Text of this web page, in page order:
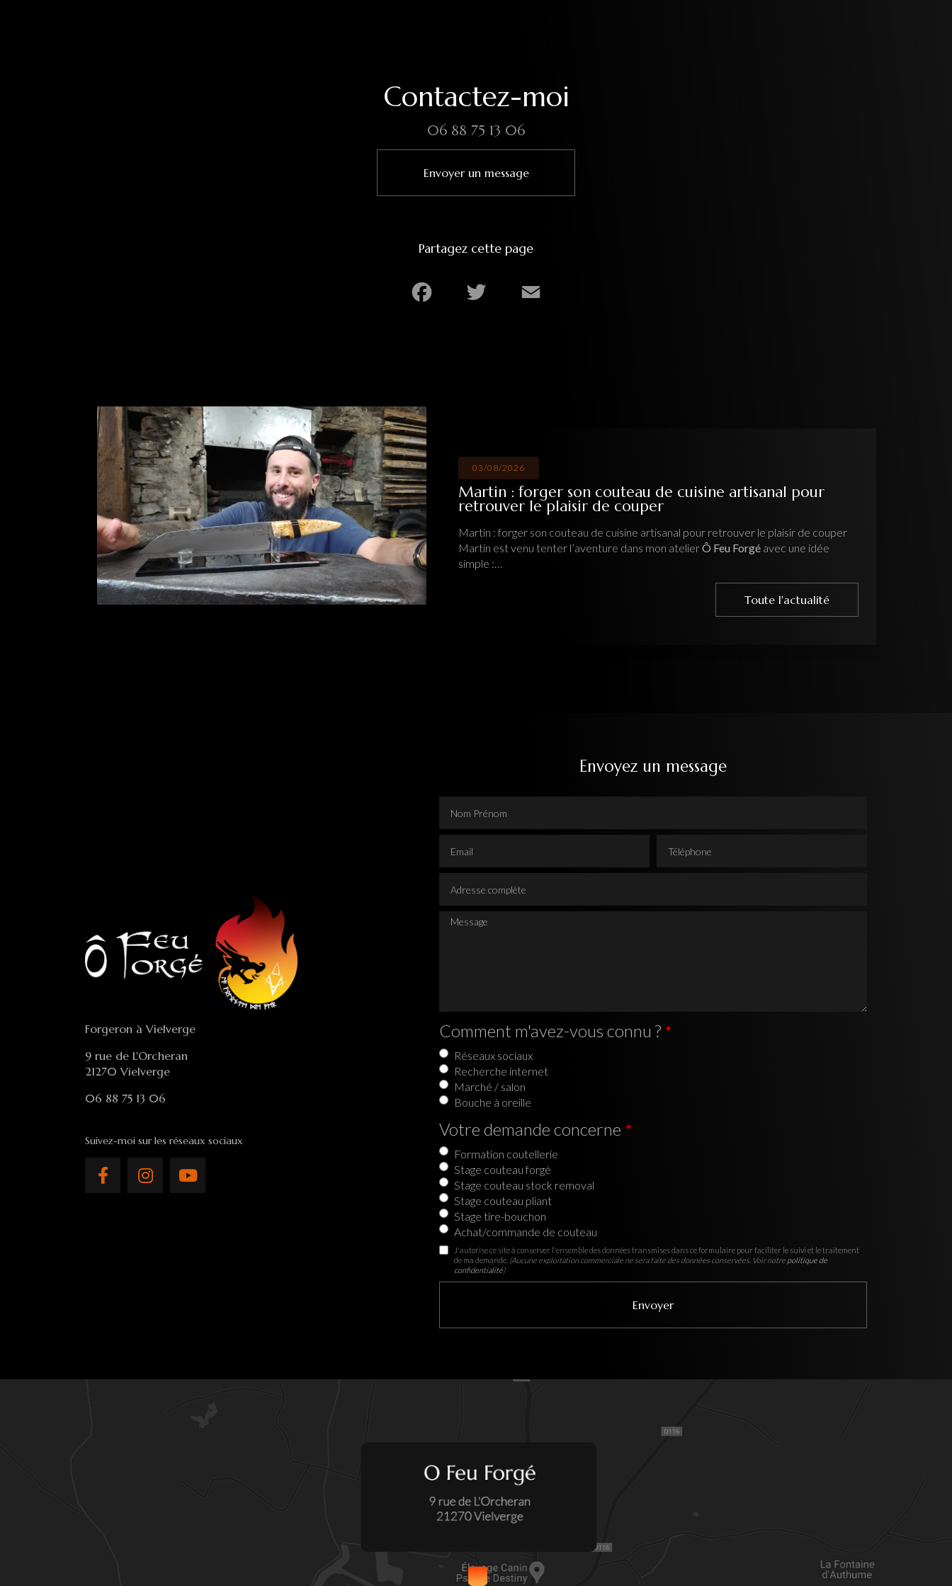
Contactez-moi
06 88 75 13 06
Envoyer un message
Partagez cette page
03/08/2026
Martin : forger son couteau de cuisine artisanal pour
retrouver le plaisir de couper
Martin : forger son couteau de cuisine artisanal pour retrouver le plaisir de couper
Martin est venu tenter l’aventure dans mon atelierÔ Feu Forgé avec une idée
simple :…
Toute l'actualité
Forgeron à Vielverge
9 rue de L'Orcheran
21270 Vielverge
06 88 75 13 06
Suivez-moi sur les réseaux sociaux
Envoyez un message
Message
Comment m'avez-vous connu ?
Réseaux sociaux
Recherche internet
Marché / salon
Bouche à oreille
Votre demande concerne
Formation coutellerie
Stage couteau forgé
Stage couteau stock removal
Stage couteau pliant
Stage tire-bouchon
Achat/commande de couteau
J'autorise ce site à conserver l'ensemble des données transmises dans ce formulaire pour faciliter le suivi et le traitement
de ma demande. (Aucune exploitation commerciale ne sera faite des données conservées. Voir notre politique de
confidentialité)